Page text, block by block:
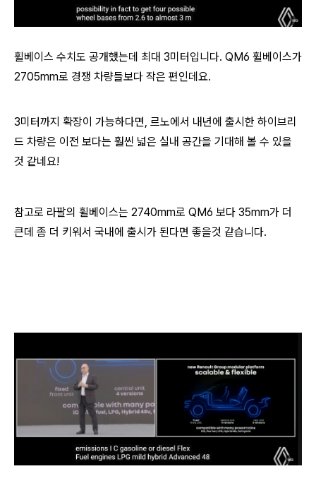
휠베이스 수치도 공개했는데 최대 3미터입니다. QM6 휠베이스가
2705mm로 경쟁 차량들보다 작은 편인데요.
3미터까지 확장이 가능하다면, 르노에서 내년에 출시한 하이브리
드 차량은 이전 보다는 훨씬 넓은 실내 공간을 기대해 볼 수 있을
것 같네요!
참고로 라팔의 휠베이스는 2740mm로 QM6 보다 35mm가 더
큰데 좀 더 키워서 국내에 출시가 된다면 좋을것 같습니다.